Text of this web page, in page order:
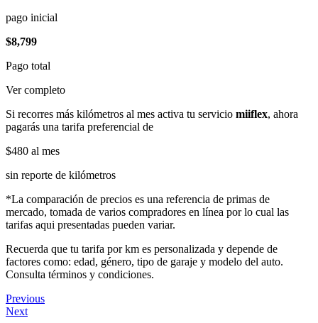
pago inicial
$8,799
Pago total
Ver completo
Si recorres más kilómetros al mes activa tu servicio miiflex, ahora
pagarás una tarifa preferencial de
$480 al mes
sin reporte de kilómetros
*La comparación de precios es una referencia de primas de
mercado, tomada de varios compradores en línea por lo cual las
tarifas aqui presentadas pueden variar.
Recuerda que tu tarifa por km es personalizada y depende de
factores como: edad, género, tipo de garaje y modelo del auto.
Consulta términos y condiciones.
Previous
Next